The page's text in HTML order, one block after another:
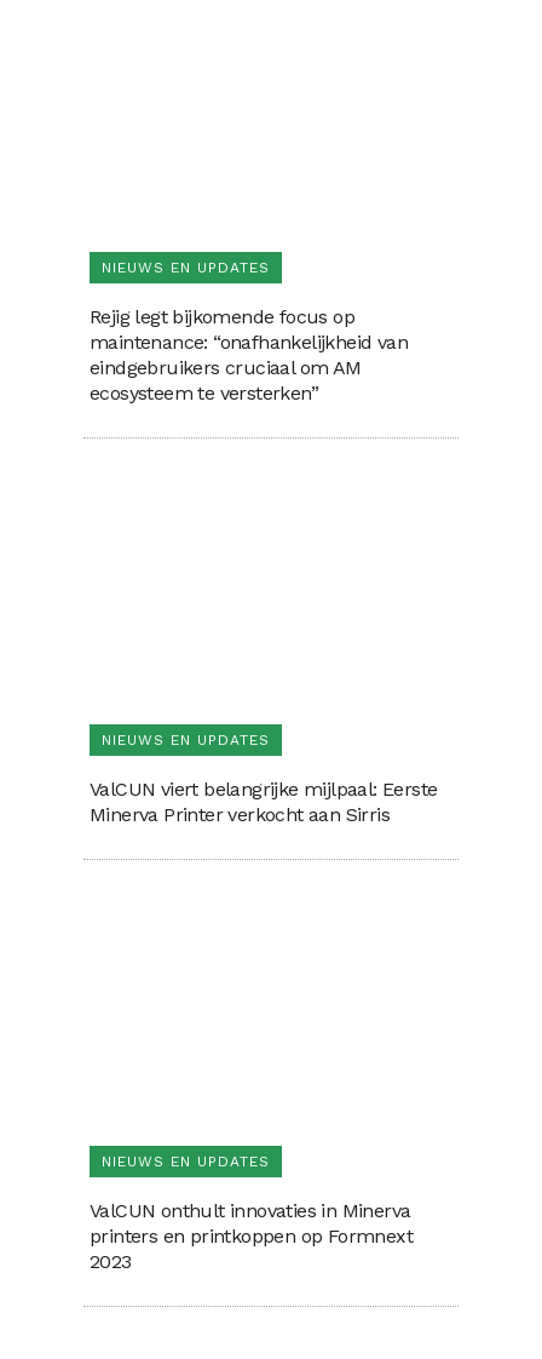
NIEUWS EN UPDATES
Rejig legt bijkomende focus op
maintenance: “onafhankelijkheid van
eindgebruikers cruciaal om AM
ecosysteem te versterken”
NIEUWS EN UPDATES
ValCUN viert belangrijke mijlpaal: Eerste
Minerva Printer verkocht aan Sirris
NIEUWS EN UPDATES
ValCUN onthult innovaties in Minerva
printers en printkoppen op Formnext
2023